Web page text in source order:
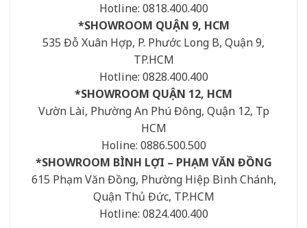
Hotline: 0818.400.400
*SHOWROOM QUẬN 9, HCM
535 Đỗ Xuân Hợp, P. Phước Long B, Quận 9,
TP.HCM
Hotline: 0828.400.400
*SHOWROOM QUẬN 12, HCM
Vườn Lài, Phường An Phú Đông, Quận 12, Tp
HCM
Holine: 0886.500.500
*SHOWROOM BÌNH LỢI – PHẠM VĂN ĐỒNG
615 Phạm Văn Đồng, Phường Hiệp Bình Chánh,
Quận Thủ Đức, TP.HCM
Hotline: 0824.400.400